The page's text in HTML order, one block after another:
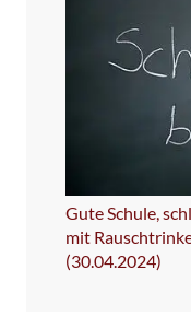
Gute Schule,
mit
(30.04.2024)